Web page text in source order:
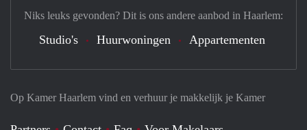
Op Kamer Haarlem vind en verhuur je makkelijk je Kamer
Niks leuks gevonden? Dit is ons andere aanbod in Haarlem:
Studio's Huurwoningen Appartementen